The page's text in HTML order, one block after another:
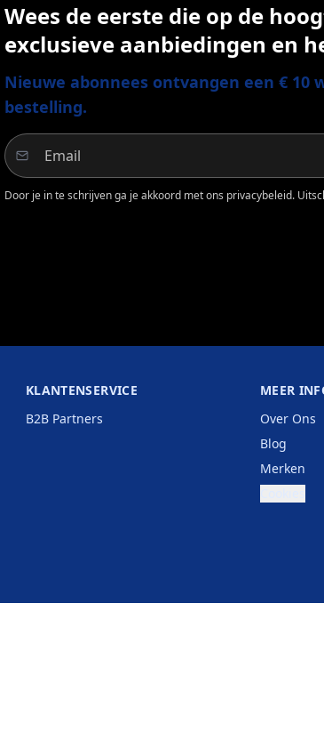
Wees de eerste die op de
exclusieve aanbiedingen en
Nieuwe abonnees ontvangen een €
bestelling.
Door je in te schrijven ga je akkoord met ons privacybeleid.
KLANTENSERVICE
B2B Partners
MEER
Over Ons
Blog
Merken